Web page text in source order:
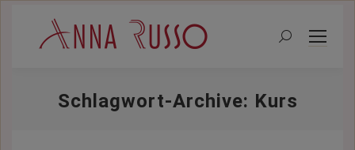
Search:
Schlagwort-Archive: Kurs